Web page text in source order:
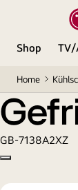
Shop TV/
Home
GB-7138A2XZ
Copy model